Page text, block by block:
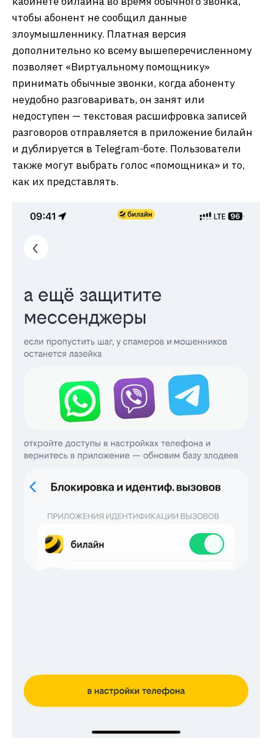
чтобы абонент не сообщил данные
злоумышленнику. Платная версия
дополнительно ко всему вышеперечисленному
позволяет «Виртуальному помощнику»
принимать обычные звонки, когда абоненту
неудобно разговаривать, он занят или
недоступен — текстовая расшифровка записей
разговоров отправляется в приложение билайн
и дублируется в Telegram-боте. Пользователи
также могут выбрать голос «помощника» и то,
как их представлять.